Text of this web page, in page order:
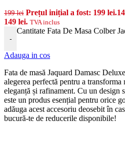
199lei Prețul inițial a fost: 199 lei.
149 lei. TVA inclus
-
Cantitate Fata De Masa Colber
Adauga in cos
Fata de masă Jaquard Damasc
alegerea perfectă pentru a transforma
eleganță și rafinament. Cu un design
este un produs esențial pentru orice
adăuga acest accesoriu deosebit în
bucură-te de reducerile disponibile!